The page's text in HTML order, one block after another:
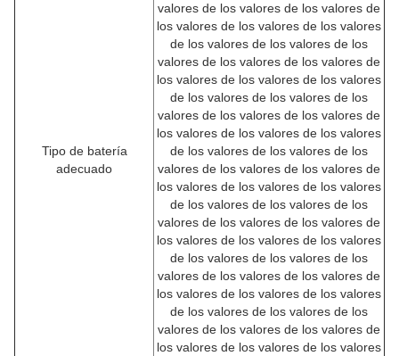
Tipo de batería
adecuado
valores de los valores de los valores de
los valores de los valores de los valores
de los valores de los valores de los
valores de los valores de los valores de
los valores de los valores de los valores
de los valores de los valores de los
valores de los valores de los valores de
los valores de los valores de los valores
de los valores de los valores de los
valores de los valores de los valores de
los valores de los valores de los valores
de los valores de los valores de los
valores de los valores de los valores de
los valores de los valores de los valores
de los valores de los valores de los
valores de los valores de los valores de
los valores de los valores de los valores
de los valores de los valores de los
valores de los valores de los valores de
los valores de los valores de los valores